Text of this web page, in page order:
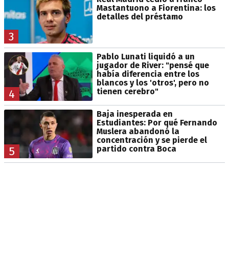
3
Mastantuono a Fiorentina: los
detalles del préstamo
4
Pablo Lunati liquidó a un
jugador de River: "pensé que
había diferencia entre los
blancos y los 'otros', pero no
tienen cerebro"
5
Baja inesperada en
Estudiantes: Por qué Fernando
Muslera abandonó la
concentración y se pierde el
partido contra Boca